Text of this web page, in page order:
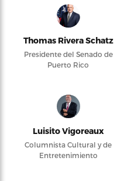
Thomas Rivera Schatz
Presidente del Senado de
Puerto Rico
Luisito Vigoreaux
Columnista Cultural y de
Entretenimiento